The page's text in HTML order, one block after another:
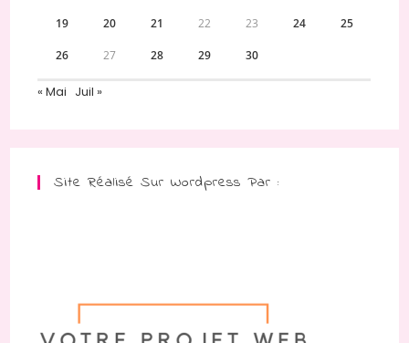
19 20 21 22 23 24 25
26 27 28 29 30
« Mai Juil »
Site Réalisé Sur Wordpress Par :